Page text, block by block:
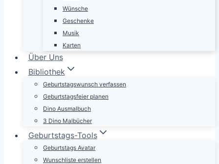
Wünsche
Geschenke
Musik
Karten
Über Uns
Bibliothek
Geburtstagswunsch verfassen
Geburtstagsfeier planen
Dino Ausmalbuch
3 Dino Malbücher
Geburtstags-Tools
Geburtstags Avatar
Wunschliste erstellen